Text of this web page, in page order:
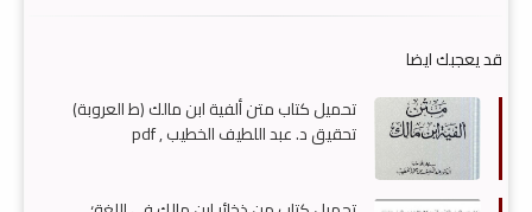
قد يعجبك ايضا
تحميل كتاب متن ألفية ابن مالك (ط العروبة)
تحقيق د. عبد اللطيف الخطيب , pdf